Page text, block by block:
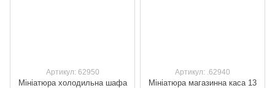
Артикул: 62950
Мініатюра холодильна шафа
Артикул: .62940
Мініатюра магазинна каса 13